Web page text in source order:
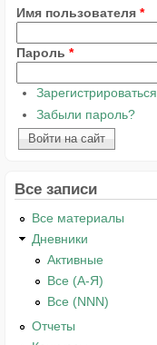
Имя пользователя *
Пароль *
Зарегистрироваться
Забыли пароль?
Все записи
Все материалы
Дневники
Активные
Все (А-Я)
Все (NNN)
Отчеты